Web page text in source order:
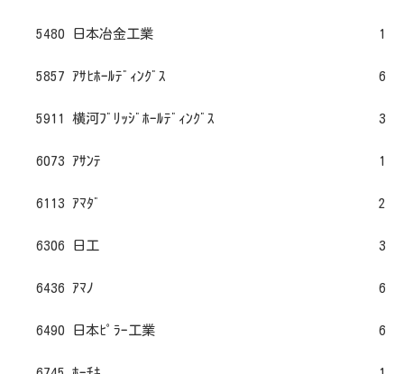
5480 日本冶金工業 1
5857 ｱｻﾋﾎｰﾙﾃﾞｨﾝｸﾞｽ 6
5911 横河ﾌﾞﾘｯｼﾞﾎｰﾙﾃﾞｨﾝｸﾞｽ 3
6073 ｱｻﾝﾃ 1
6113 ｱﾏﾀﾞ 2
6306 日工 3
6436 ｱﾏﾉ 6
6490 日本ﾋﾟﾗｰ工業 6